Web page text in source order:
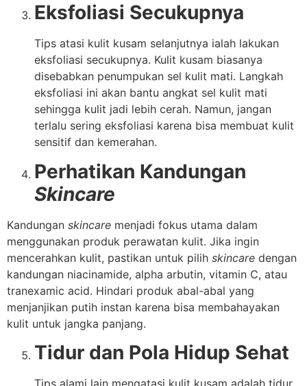
Eksfoliasi Secukupnya
Tips atasi kulit kusam selanjutnya ialah lakukan
eksfoliasi secukupnya. Kulit kusam biasanya
disebabkan penumpukan sel kulit mati. Langkah
eksfoliasi ini akan bantu angkat sel kulit mati
sehingga kulit jadi lebih cerah. Namun, jangan
terlalu sering eksfoliasi karena bisa membuat kulit
sensitif dan kemerahan.
Perhatikan Kandungan
Skincare
Kandungan skincare menjadi fokus utama dalam
menggunakan produk perawatan kulit. Jika ingin
mencerahkan kulit, pastikan untuk pilih skincare dengan
kandungan niacinamide, alpha arbutin, vitamin C, atau
tranexamic acid. Hindari produk abal-abal yang
menjanjikan putih instan karena bisa membahayakan
kulit untuk jangka panjang.
Tidur dan Pola Hidup Sehat